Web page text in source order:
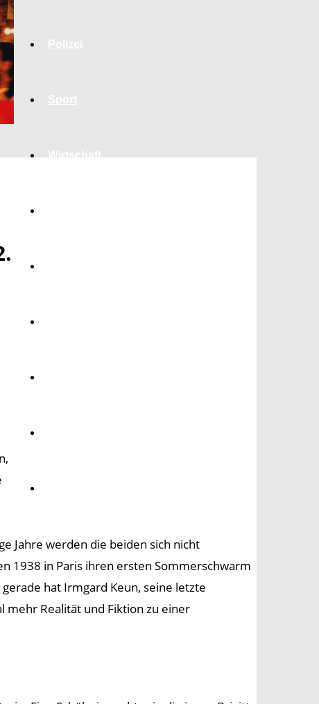
Wirtschaft
Jahre werden die beiden sich nicht
1938 in Paris ihren ersten Sommerschwarm
hat Irmgard Keun, seine letzte
mehr Realität und Fiktion zu einer